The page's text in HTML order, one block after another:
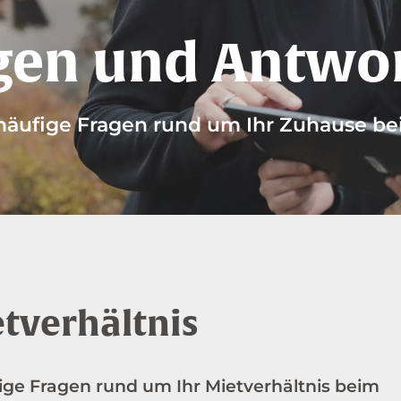
und
Fragen rund um Ihr Zuhause
Fragen rund um Ihr Mietverhältnis beim